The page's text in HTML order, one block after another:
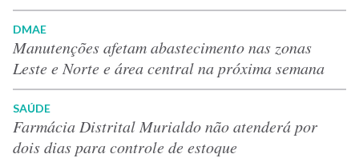
DMAE
Manutenções afetam abastecimento nas zonas
Leste e Norte e área central na próxima semana
SAÚDE
Farmácia Distrital Murialdo não atenderá por
dois dias para controle de estoque